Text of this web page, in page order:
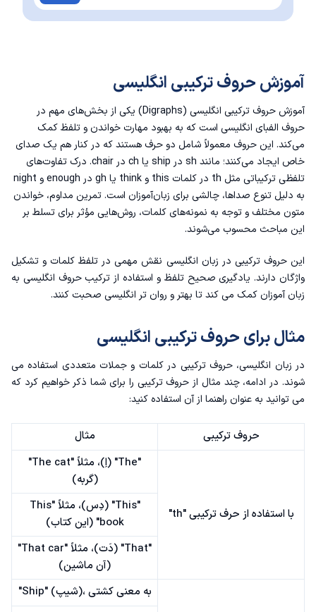
آموزش حروف ترکیبی انگلیسی
آموزش حروف ترکیبی انگلیسی (Digraphs) یکی از بخش‌های مهم در
حروف الفبای انگلیسی است که به بهبود مهارت خواندن و تلفظ کمک
می‌کند. این حروف معمولاً شامل دو حرف هستند که در کنار هم یک صدای
خاص ایجاد می‌کنند؛ مانند sh در ship یا ch در chair. درک تفاوت‌های
تلفظی ترکیباتی مثل th در کلمات this و think یا gh در enough و night
به دلیل تنوع صداها، چالشی برای زبان‌آموزان است. تمرین مداوم، خواندن
متون مختلف و توجه به نمونه‌های کلمات، روش‌هایی مؤثر برای تسلط بر
این مباحث محسوب می‌شوند.
این حروف ترکیبی در زبان انگلیسی نقش مهمی در تلفظ کلمات و تشکیل
واژگان دارند. یادگیری صحیح تلفظ و استفاده از ترکیب حروف انگلیسی به
زبان آموزان کمک می کند تا بهتر و روان تر انگلیسی صحبت کنند.
مثال برای حروف ترکیبی انگلیسی
در زبان انگلیسی، حروف ترکیبی در کلمات و جملات متعددی استفاده می
شوند. در ادامه، چند مثال از حروف ترکیبی را برای شما ذکر خواهیم کرد که
می توانید به عنوان راهنما از آن استفاده کنید:
حروف ترکیبی مثال
با استفاده از حرف ترکیبی "th"
"The" (اِ)، مثلاً "The cat"
(گربه)
"This" (دِس)، مثلاً "This
book" (این کتاب)
"That" (دَت)، مثلاً "That car"
(آن ماشین)
"Ship" (شیپ)، به معنی کشتی